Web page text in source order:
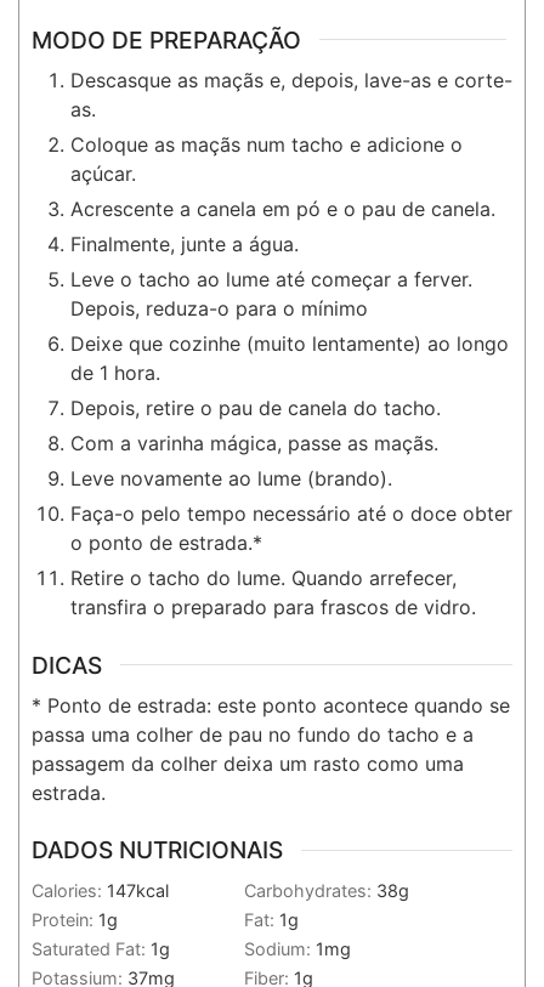
MODO DE PREPARAÇÃO
Descasque as maçãs e, depois, lave-as e corte-
as.
Coloque as maçãs num tacho e adicione o
açúcar.
Acrescente a canela em pó e o pau de canela.
Finalmente, junte a água.
Leve o tacho ao lume até começar a ferver.
Depois, reduza-o para o mínimo
Deixe que cozinhe (muito lentamente) ao longo
de 1 hora.
Depois, retire o pau de canela do tacho.
Com a varinha mágica, passe as maçãs.
Leve novamente ao lume (brando).
Faça-o pelo tempo necessário até o doce obter
o ponto de estrada.*
Retire o tacho do lume. Quando arrefecer,
transfira o preparado para frascos de vidro.
DICAS
* Ponto de estrada: este ponto acontece quando se
passa uma colher de pau no fundo do tacho e a
passagem da colher deixa um rasto como uma
estrada.
DADOS NUTRICIONAIS
Calories: 147kcal Carbohydrates: 38g
Protein: 1g Fat: 1g
Saturated Fat: 1g Sodium: 1mg
Potassium: 37mg Fiber: 1g